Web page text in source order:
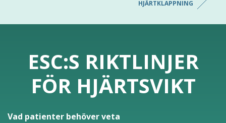
HJÄRTKLAPPNING
ESC:S RIKTLINJER
FÖR HJÄRTSVIKT
Vad patienter behöver veta